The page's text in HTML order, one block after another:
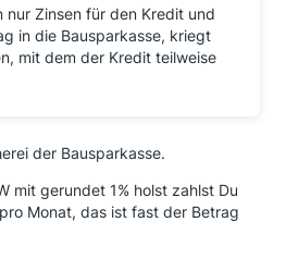
nur Zinsen für den Kredit und
in die Bausparkasse, kriegt
mit dem der Kredit teilweise
der Bausparkasse.
mit gerundet 1% holst zahlst Du
Monat, das ist fast der Betrag